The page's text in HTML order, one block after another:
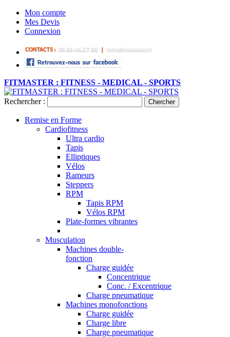
Mon compte
Mes Devis
Connexion
FITMASTER : FITNESS - MEDICAL - SPORTS
Rechercher : Chercher
Remise en Forme
Cardiofitness
Ultra cardio
Tapis
Elliptiques
Vélos
Rameurs
Steppers
RPM
Tapis RPM
Vélos RPM
Plate-formes vibrantes
Musculation
Machines double-
fonction
Charge guidée
Concentrique
Conc. / Excentrique
Charge pneumatique
Machines monofonctions
Charge guidée
Charge libre
Charge pneumatique